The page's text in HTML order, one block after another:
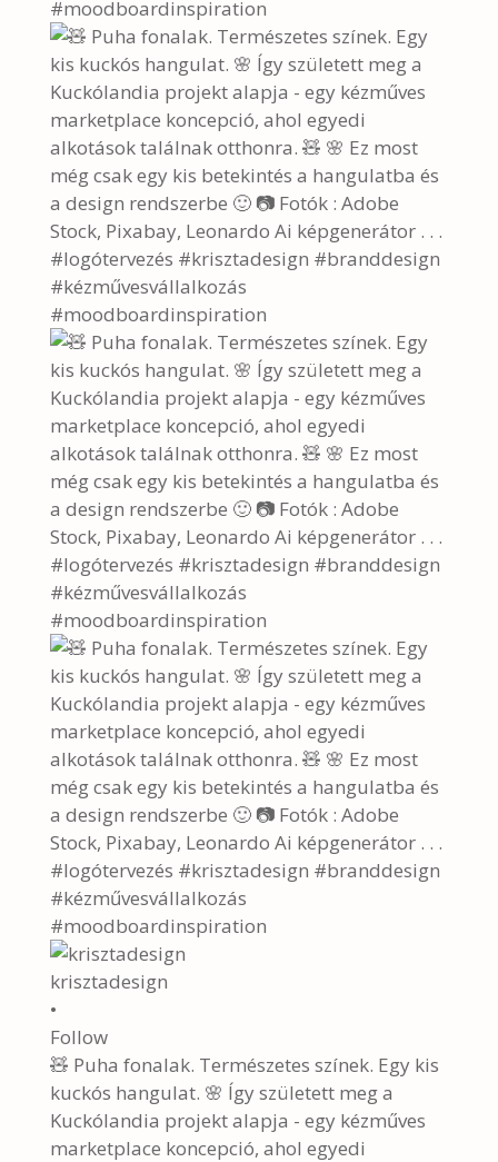
krisztadesign
•
Follow
🧸 Puha fonalak. Természetes színek. Egy kis
kuckós hangulat. 🌸 Így született meg a
Kuckólandia projekt alapja - egy kézműves
marketplace koncepció, ahol egyedi